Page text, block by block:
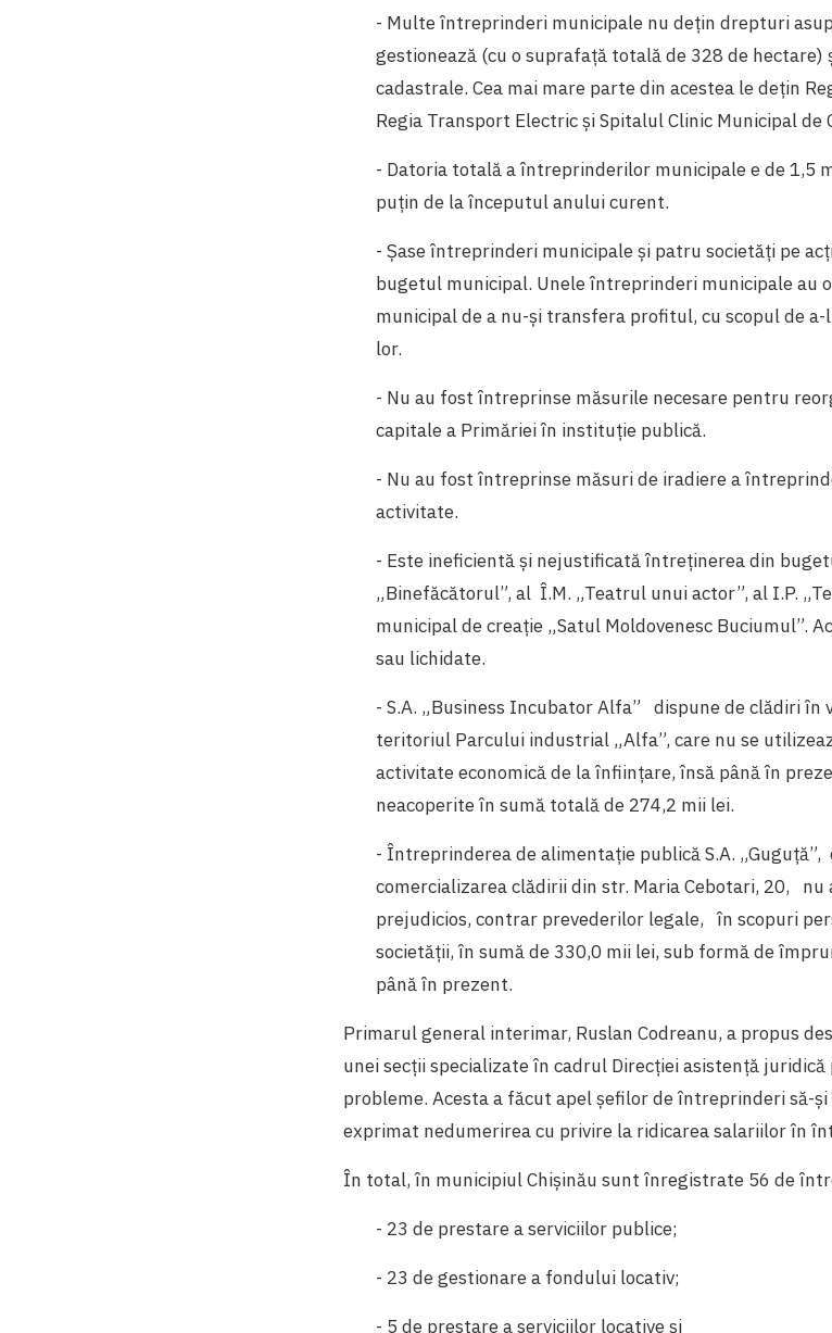
- Multe întreprinderi municipale nu dețin drepturi
gestionează (cu o suprafață totală de 328 de
cadastrale. Cea mai mare parte din acestea le dețin
Regia Transport Electric și Spitalul Clinic Municipal de
- Datoria totală a întreprinderilor municipale e de 1,5
puțin de la începutul anului curent.
- Șase întreprinderi municipale și patru societăți pe
bugetul municipal. Unele întreprinderi municipale au
municipal de a nu-și transfera profitul, cu scopul de
lor.
- Nu au fost întreprinse măsurile necesare pentru
capitale a Primăriei în instituție publică.
- Nu au fost întreprinse măsuri de iradiere a
activitate.
- Este ineficientă și nejustificată întreținerea din
„Binefăcătorul”, al Î.M. „Teatrul unui actor”, al I.P.
municipal de creație „Satul Moldovenesc Buciumul”.
sau lichidate.
- S.A. „Business Incubator Alfa” dispune de clădiri în
teritoriul Parcului industrial „Alfa”, care nu se
activitate economică de la înființare, însă până în
neacoperite în sumă totală de 274,2 mii lei.
- Întreprinderea de alimentație publică S.A.
comercializarea clădirii din str. Maria Cebotari, 20,
prejudicios, contrar prevederilor legale, în scopuri
societății, în sumă de 330,0 mii lei, sub formă de
până în prezent.
Primarul general interimar, Ruslan Codreanu, a propus
unei secții specializate în cadrul Direcției asistență
probleme. Acesta a făcut apel șefilor de întreprinderi să-
exprimat nedumerirea cu privire la ridicarea salariilor în
În total, în municipiul Chișinău sunt înregistrate 56 de
- 23 de prestare a serviciilor publice;
- 23 de gestionare a fondului locativ;
- 5 de prestare a serviciilor locative și